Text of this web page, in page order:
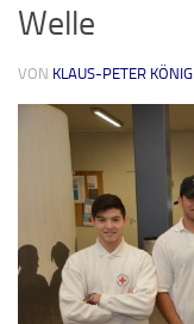
Welle
VON KLAUS-PETER KÖNIG